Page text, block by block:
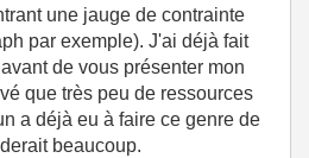
une jauge de contrainte
par exemple). J'ai déjà fait
de vous présenter mon
que très peu de ressources
a déjà eu à faire ce genre de
beaucoup.